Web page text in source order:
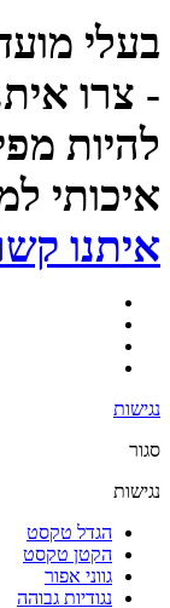
בעלי
- צרו
להיות
איכותי
איתנו
נגישות
סגור
נגישות
הגדל טקסט
הקטן טקסט
גווני אפור
נגודיות גבוהה